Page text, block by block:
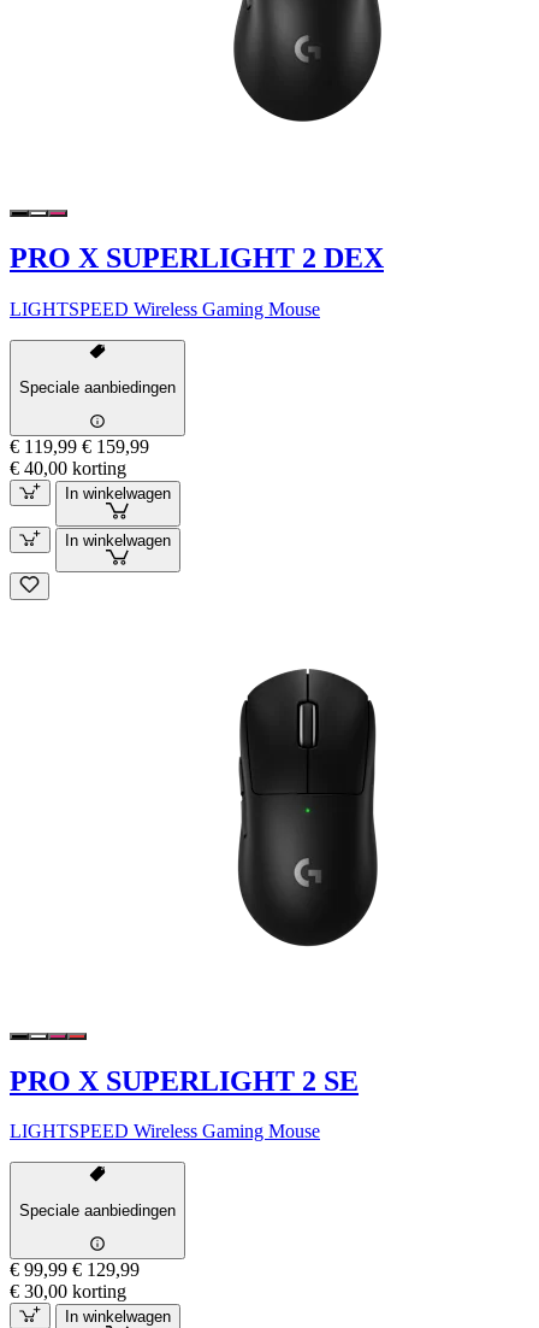
PRO X SUPERLIGHT 2 DEX
LIGHTSPEED Wireless Gaming Mouse
Speciale aanbiedingen
€ 119,99 € 159,99
€ 40,00 korting
In winkelwagen
In winkelwagen
PRO X SUPERLIGHT 2 SE
LIGHTSPEED Wireless Gaming Mouse
Speciale aanbiedingen
€ 99,99 € 129,99
€ 30,00 korting
In winkelwagen